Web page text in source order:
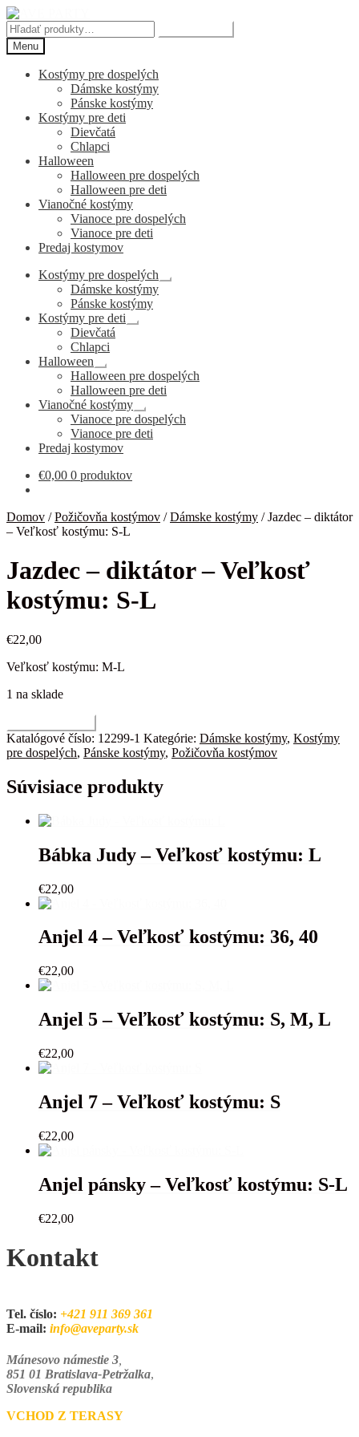
Preskočiť
na
navigáciu
Preskočiť
na
obsah
Hľadať:
Menu
Kostýmy pre dospelých
Dámske kostýmy
Pánske kostýmy
Kostýmy pre deti
Dievčatá
Chlapci
Halloween
Halloween pre dospelých
Halloween pre deti
Vianočné kostýmy
Vianoce pre dospelých
Vianoce pre deti
Predaj kostymov
Kostýmy pre dospelých
Rozbaliť
Dámske kostýmy
Pánske kostýmy
Kostýmy pre deti
Rozbaliť
Dievčatá
Chlapci
Halloween
Rozbaliť
podradené
menu
Halloween pre dospelých
Halloween pre deti
Vianočné kostýmy
Rozbaliť
podradené
menu
Vianoce pre dospelých
Vianoce pre deti
Predaj kostymov
€0,00 0 produktov
Domov /Požičovňa kostýmov /Dámske kostýmy /Jazdec – diktátor
– Veľkosť kostýmu: S-L
Jazdec – diktátor – Veľkosť
kostýmu: S-L
€22,00
Veľkosť kostýmu: M-L
1 na sklade
Jazdec
-
diktátor
-
Veľkosť
Katalógové číslo: 12299-1 Kategórie: Dámske kostýmy, Kostýmy
pre dospelých, Pánske kostýmy, Požičovňa kostýmov
Súvisiace produkty
Bábka Judy – Veľkosť kostýmu: L
€22,00
Anjel 4 – Veľkosť kostýmu: 36, 40
€22,00
Anjel 5 – Veľkosť kostýmu: S, M, L
€22,00
Anjel 7 – Veľkosť kostýmu: S
€22,00
Anjel pánsky – Veľkosť kostýmu: S-L
€22,00
Kontakt
Tel. číslo: +421 911 369 361
E-mail: info@aveparty.sk
Mánesovo námestie 3
851 01 Bratislava-Petržalka,
Slovenská republika
VCHOD Z TERASY